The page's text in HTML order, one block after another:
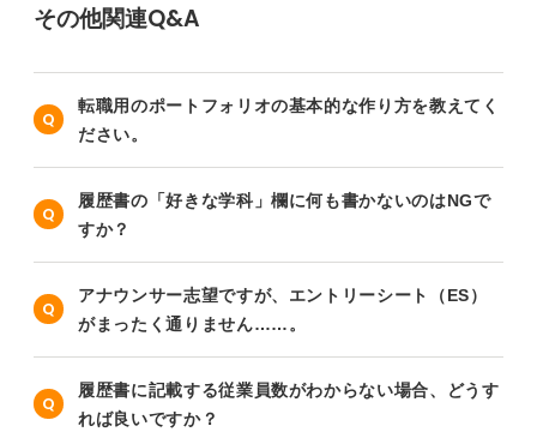
その他関連Q&A
転職用のポートフォリオの基本的な作り方を教えてく
ださい。
履歴書の「好きな学科」欄に何も書かないのはNGで
すか？
アナウンサー志望ですが、エントリーシート（ES）
がまったく通りません……。
履歴書に記載する従業員数がわからない場合、どうす
れば良いですか？